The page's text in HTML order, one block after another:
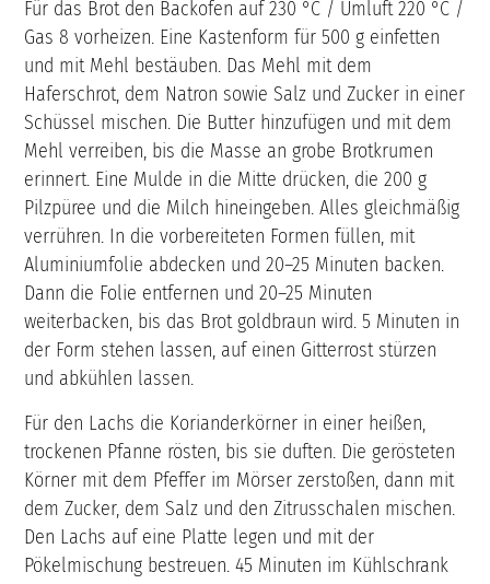
Für das Brot den Backofen auf 230 °C / Umluft 220 °C /
Gas 8 vorheizen. Eine Kastenform für 500 g einfetten
und mit Mehl bestäuben. Das Mehl mit dem
Haferschrot, dem Natron sowie Salz und Zucker in einer
Schüssel mischen. Die Butter hinzufügen und mit dem
Mehl verreiben, bis die Masse an grobe Brotkrumen
erinnert. Eine Mulde in die Mitte drücken, die 200 g
Pilzpüree und die Milch hineingeben. Alles gleichmäßig
verrühren. In die vorbereiteten Formen füllen, mit
Aluminiumfolie abdecken und 20–25 Minuten backen.
Dann die Folie entfernen und 20–25 Minuten
weiterbacken, bis das Brot goldbraun wird. 5 Minuten in
der Form stehen lassen, auf einen Gitterrost stürzen
und abkühlen lassen.
Für den Lachs die Korianderkörner in einer heißen,
trockenen Pfanne rösten, bis sie duften. Die gerösteten
Körner mit dem Pfeffer im Mörser zerstoßen, dann mit
dem Zucker, dem Salz und den Zitrusschalen mischen.
Den Lachs auf eine Platte legen und mit der
Pökelmischung bestreuen. 45 Minuten im Kühlschrank